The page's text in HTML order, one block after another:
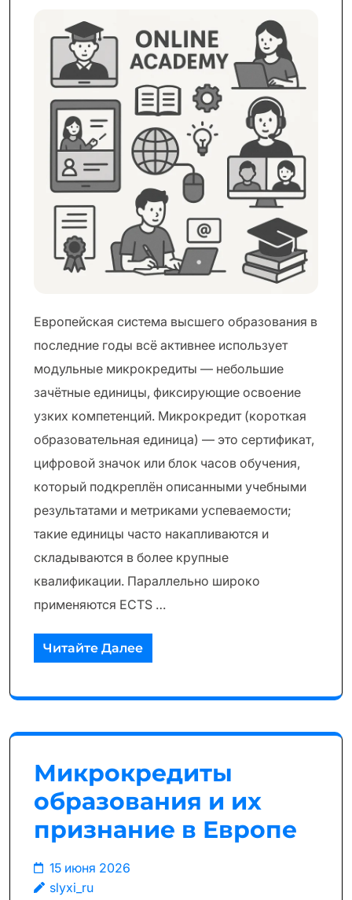
Европейская система высшего образования в
последние годы всё активнее использует
модульные микрокредиты — небольшие
зачётные единицы, фиксирующие освоение
узких компетенций. Микрокредит (короткая
образовательная единица) — это сертификат,
цифровой значок или блок часов обучения,
который подкреплён описанными учебными
результатами и метриками успеваемости;
такие единицы часто накапливаются и
складываются в более крупные
квалификации. Параллельно широко
применяются ECTS …
Читайте Далее
Микрокредиты
образования и их
признание в Европе
15 июня 2026
slyxi_ru